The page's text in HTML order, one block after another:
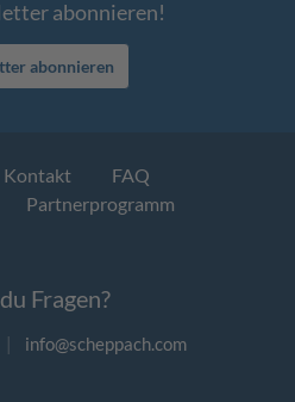
abonnieren!
abonnieren
Kontakt
FAQ
Partnerprogramm
Fragen?
| info@scheppach.com